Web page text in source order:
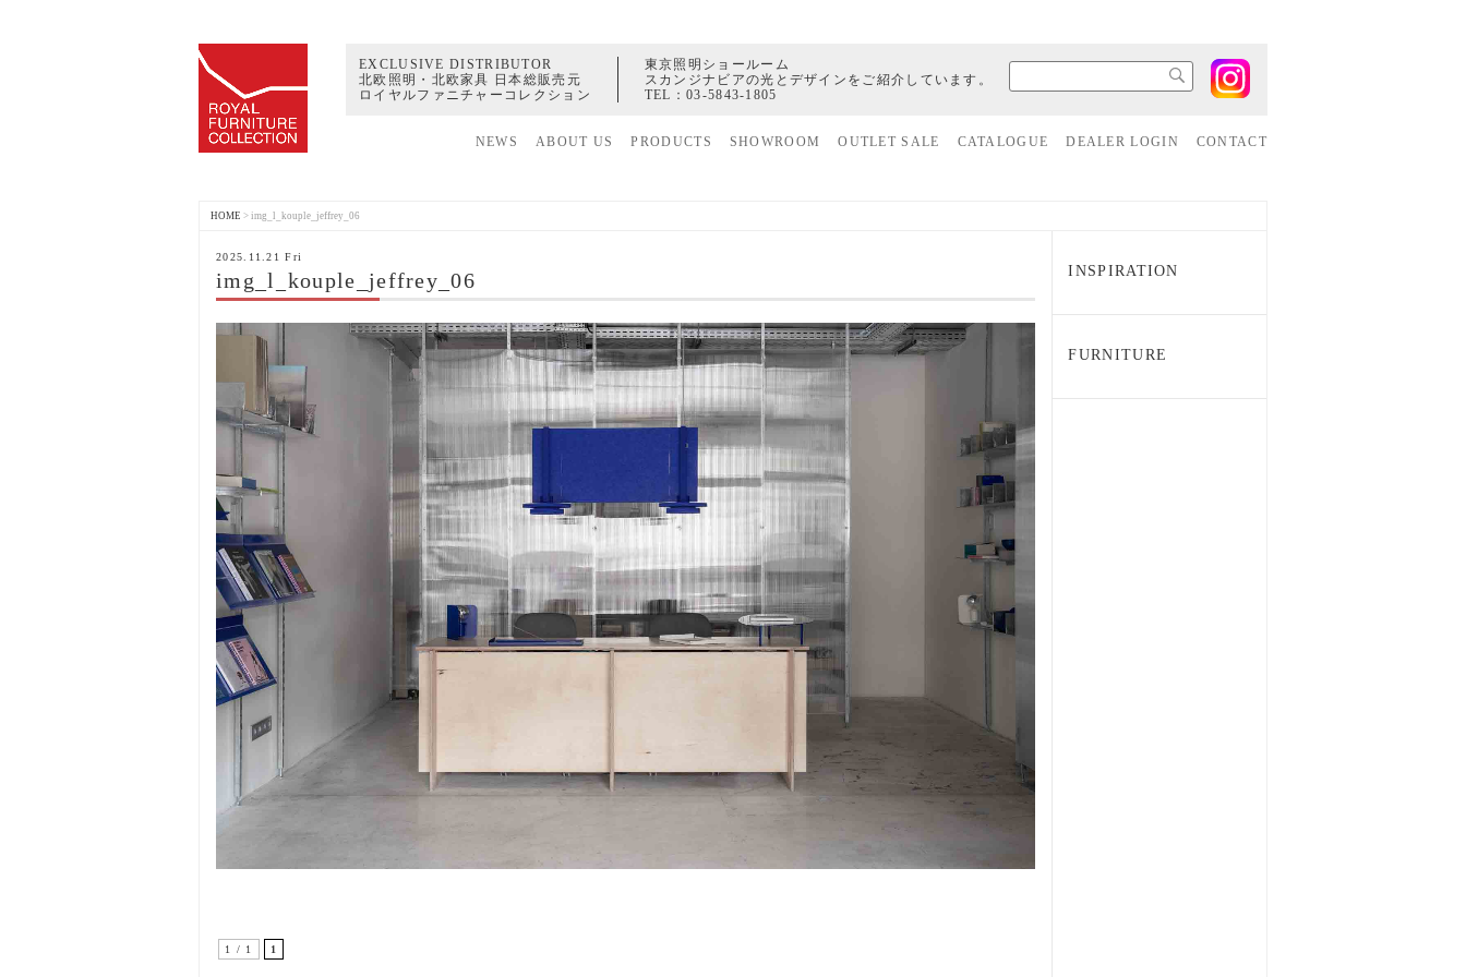
EXCLUSIVE DISTRIBUTOR
北欧照明・北欧家具 日本総販売元
ロイヤルファニチャーコレクション
東京照明ショールーム
スカンジナビアの光とデザインをご紹介しています。
TEL：03-5843-1805
NEWS ABOUT US PRODUCTS SHOWROOM OUTLET SALE CATALOGUE DEALER LOGIN CONTACT
HOME > img_l_kouple_jeffrey_06
2025.11.21 Fri
img_l_kouple_jeffrey_06
1 / 1 1
INSPIRATION
FURNITURE